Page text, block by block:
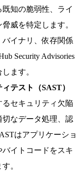
知の脆弱性、ライ
威を特定します。
イナリ、依存関係
Security Advisories
ます。
テスト（SAST）
セキュリティ欠陥
切なデータ処理、認
はアプリケーショ
イトコードをスキ
。